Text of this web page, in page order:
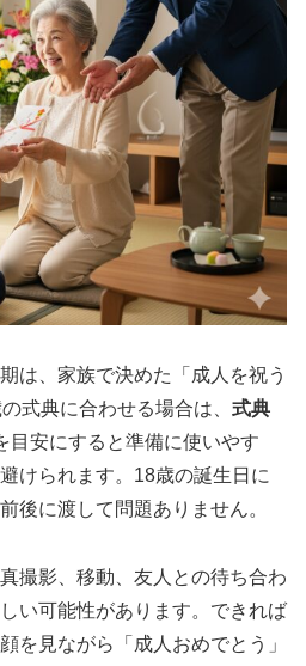
は、家族で決めた「成人を祝う
式典に合わせる場合は、 式典
目安にすると準備に使いやす
けられます。18歳の誕生日に
後に渡して問題ありません。
撮影、移動、友人との待ち合わ
い可能性があります。できれば
を見ながら「成人おめでとう」